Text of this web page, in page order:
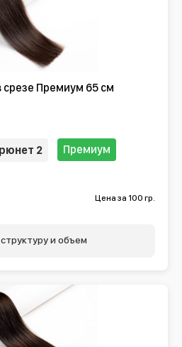
срезе Премиум 65 см
2 Премиум
Цена за 100 гр.
и объем